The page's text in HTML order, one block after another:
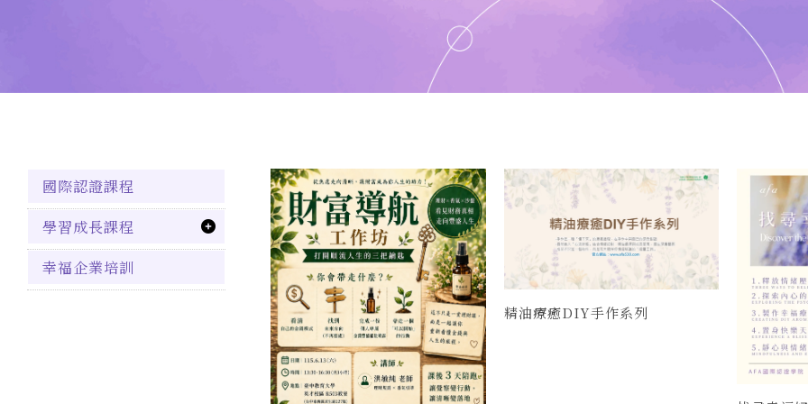
國際認證課程
學習成長課程
幸福企業培訓
精油療癒DIY手作系列